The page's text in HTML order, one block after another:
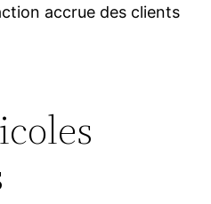
accrue des clients